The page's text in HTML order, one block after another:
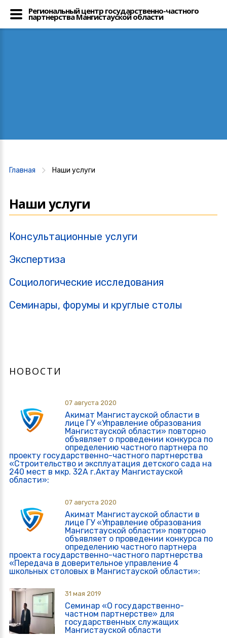
Главная Наши услуги
Наши услуги
Консультационные услуги
Экспертиза
Социологические исследования
Семинары, форумы и круглые столы
НОВОСТИ
07 августа 2020
Акимат Мангистауской области в
лице ГУ «Управление образования
Мангистауской области» повторно
объявляет о проведении конкурса по
определению частного партнера по
проекту государственно-частного партнерства
«Строительство и эксплуатация детского сада на
240 мест в мкр. 32А г.Актау Мангистауской
области»:
07 августа 2020
Акимат Мангистауской области в
лице ГУ «Управление образования
Мангистауской области» повторно
объявляет о проведении конкурса по
определению частного партнера
проекта государственно-частного партнерства
«Передача в доверительное управление 4
школьных столовых в Мангистауской области»:
31 мая 2019
Семинар «О государственно-
частном партнерстве» для
государственных служащих
Мангистауской области
Региональный центр государственно-частного
партнерства Мангистауской области